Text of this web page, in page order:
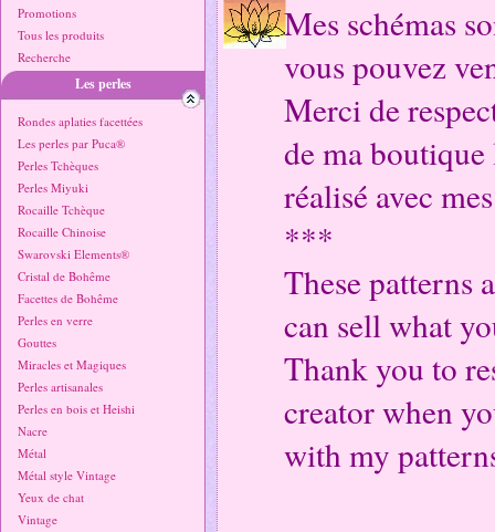
Promotions
Tous les produits
Recherche
Les perles
Rondes aplaties facettées
Les perles par Puca®
Perles Tchèques
Perles Miyuki
Rocaille Tchèque
Rocaille Chinoise
Swarovski Elements®
Cristal de Bohême
Facettes de Bohême
Perles en verre
Gouttes
Miracles et Magiques
Perles artisanales
Perles en bois et Heishi
Nacre
Métal
Métal style Vintage
Yeux de chat
Vintage
Mes schémas
vous pouvez
Merci de
de ma
réalisé avec
***
These patterns
can sell what
Thank you to
creator when
with my